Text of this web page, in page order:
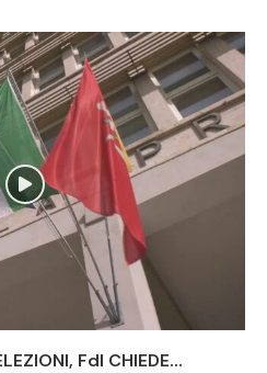
FdI CHIEDE...